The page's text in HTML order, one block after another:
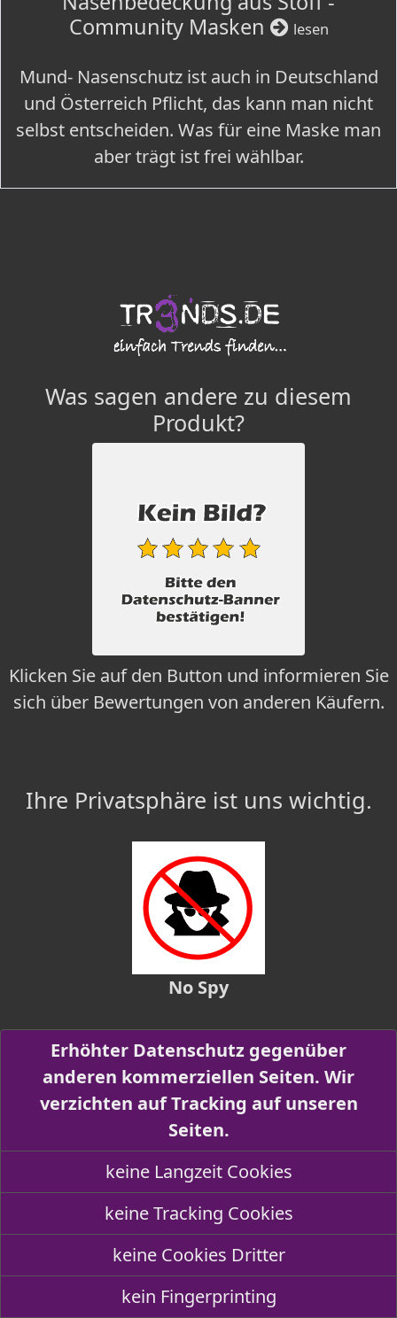
Community Masken
lesen
Mund- Nasenschutz ist auch in Deutschland
und Österreich Pflicht, das kann man nicht
selbst entscheiden. Was für eine Maske man
aber trägt ist frei wählbar.
Was sagen andere zu diesem
Produkt?
Klicken Sie auf den Button und informieren Sie
sich über Bewertungen von anderen Käufern.
Ihre Privatsphäre ist uns wichtig.
No Spy
Erhöhter Datenschutz gegenüber
anderen kommerziellen Seiten. Wir
verzichten auf Tracking auf unseren
Seiten.
keine Langzeit Cookies
keine Tracking Cookies
keine Cookies Dritter
kein Fingerprinting